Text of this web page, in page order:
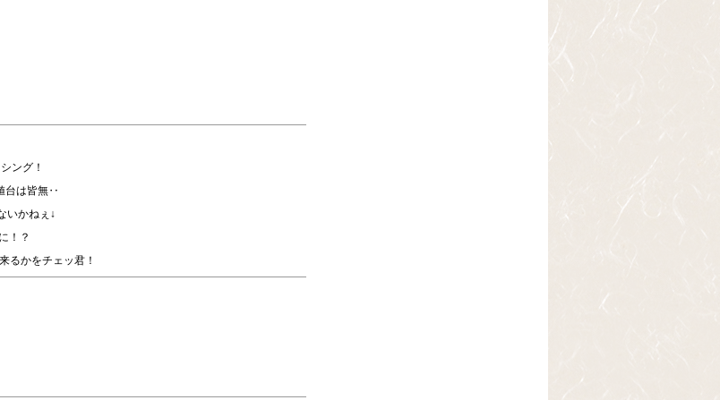
ング！
台は皆無‥
いかねぇ↓
！？
るかをチェッ君！